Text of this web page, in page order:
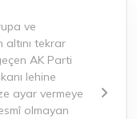
ve
altını tekrar
AK Parti
lehine
ayar vermeye
olmayan